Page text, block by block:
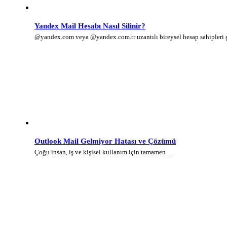
Yandex Mail Hesabı Nasıl Silinir?
@yandex.com veya @yandex.com.tr uzantılı bireysel hesap
Outlook Mail Gelmiyor Hatası ve Çözümü
Çoğu insan, iş ve kişisel kullanım için tamamen…